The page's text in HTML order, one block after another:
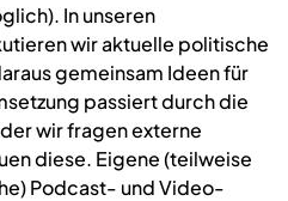
In unseren
wir aktuelle politische
gemeinsam Ideen für
passiert durch die
wir fragen externe
diese. Eigene (teilweise
Podcast- und Video-